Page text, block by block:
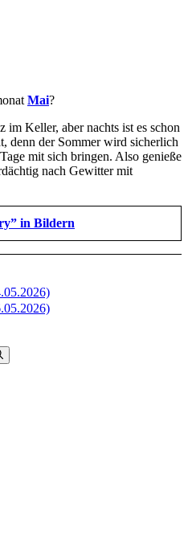
Mai?
im Keller, aber nachts ist es schon
denn der Sommer wird sicherlich
mit sich bringen. Also genieße
nach Gewitter mit
in Bildern